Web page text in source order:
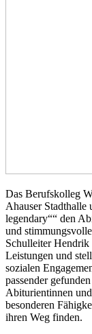
Das Berufskolleg
Ahauser
legendary““ den
und
Schulleiter
Leistungen und
sozialen
passender
Abiturientinnen
besonderen
ihren Weg finden.